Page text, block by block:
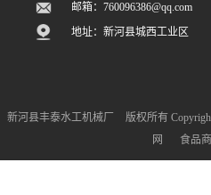
邮箱：760096386@qq.com
地址：新河县城西工业区
新河县丰泰水工机械厂 版权所有
网
食品